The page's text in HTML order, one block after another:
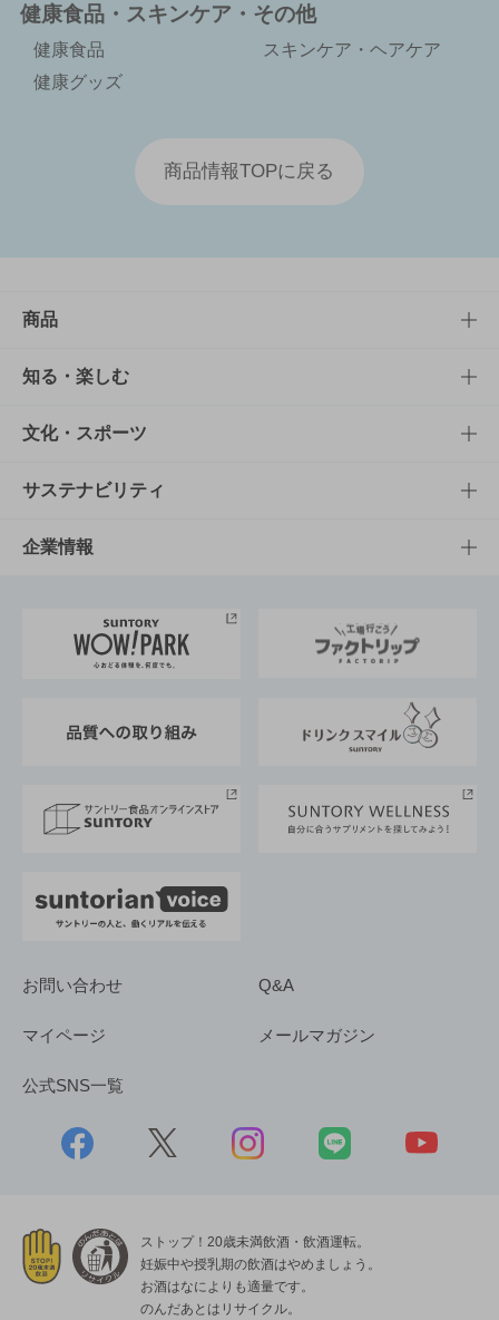
健康食品・スキンケア・その他
健康食品
スキンケア・ヘアケア
健康グッズ
商品情報TOPに戻る
商品
商品TOP
商品一覧
商品発売情報
栄養成分一覧
知る・楽しむ
知る・楽しむTOP
キャンペーン
工場見学
地域情報
文化・スポーツ
文化・スポーツTOP
サントリーホール
サントリーサンバーズ大阪
サステナビリティ
サステナビリティTOP
サントリーが考えるサステナビリティ経営
企業情報
企業概要
採用情報
お問い合わせ Q&A
マイページ メールマガジン
公式SNS一覧
ストップ！20歳未満飲酒・飲酒運転。
妊娠中や授乳期の飲酒はやめましょう。
お酒はなによりも適量です。
のんだあとはリサイクル。